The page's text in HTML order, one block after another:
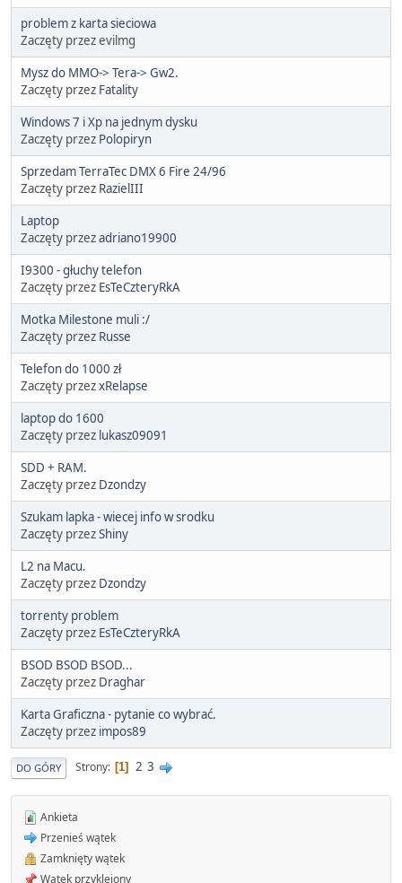
problem z karta sieciowa
Zaczęty przez evilmg
Mysz do MMO-> Tera-> Gw2.
Zaczęty przez Fatality
Windows 7 i Xp na jednym dysku
Zaczęty przez Polopiryn
Sprzedam TerraTec DMX 6 Fire 24/96
Zaczęty przez RazielIII
Laptop
Zaczęty przezadriano19900
I9300 - głuchy telefon
Zaczęty przez EsTeCzteryRkA
Motka Milestone muli :/
Zaczęty przez Russe
Telefon do 1000 zł
Zaczęty przezxRelapse
laptop do 1600
Zaczęty przez lukasz09091
SDD + RAM.
Zaczęty przez Dzondzy
Szukam lapka - wiecej info w srodku
Zaczęty przezShiny
L2 na Macu.
Zaczęty przez Dzondzy
torrenty problem
Zaczęty przez EsTeCzteryRkA
BSOD BSOD BSOD...
Zaczęty przez Draghar
Karta Graficzna - pytanie co wybrać.
Zaczęty przez impos89
DO GÓRY Strony 1 2 3
Ankieta
Przenieś wątek
Zamknięty wątek
Wątek przyklejony